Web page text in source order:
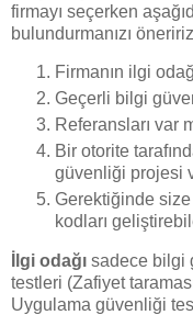
firmayı seçerken
bulundurmanızı
Firmanın ilgi
Geçerli bilgi
Referansları var
Bir otorite
güvenliği projesi
Gerektiğinde
kodları
İlgi odağı sadece bilgi
testleri (Zafiyet
Uygulama güvenliği